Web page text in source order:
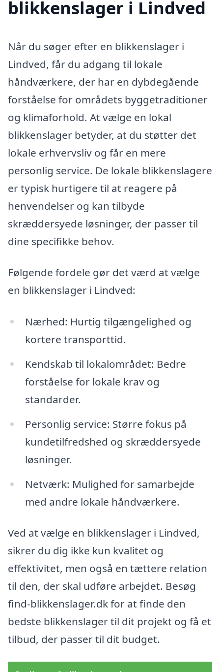
blikkenslager i Lindved
Når du søger efter en blikkenslager i
Lindved, får du adgang til lokale
håndværkere, der har en dybdegående
forståelse for områdets byggetraditioner
og klimaforhold. At vælge en lokal
blikkenslager betyder, at du støtter det
lokale erhvervsliv og får en mere
personlig service. De lokale blikkenslagere
er typisk hurtigere til at reagere på
henvendelser og kan tilbyde
skræddersyede løsninger, der passer til
dine specifikke behov.
Følgende fordele gør det værd at vælge
en blikkenslager i Lindved:
Nærhed: Hurtig tilgængelighed og
kortere transporttid.
Kendskab til lokalområdet: Bedre
forståelse for lokale krav og
standarder.
Personlig service: Større fokus på
kundetilfredshed og skræddersyede
løsninger.
Netværk: Mulighed for samarbejde
med andre lokale håndværkere.
Ved at vælge en blikkenslager i Lindved,
sikrer du dig ikke kun kvalitet og
effektivitet, men også en tættere relation
til den, der skal udføre arbejdet. Besøg
find-blikkenslager.dk for at finde den
bedste blikkenslager til dit projekt og få et
tilbud, der passer til dit budget.